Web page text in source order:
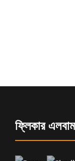
ফ্লিকার এলবাম